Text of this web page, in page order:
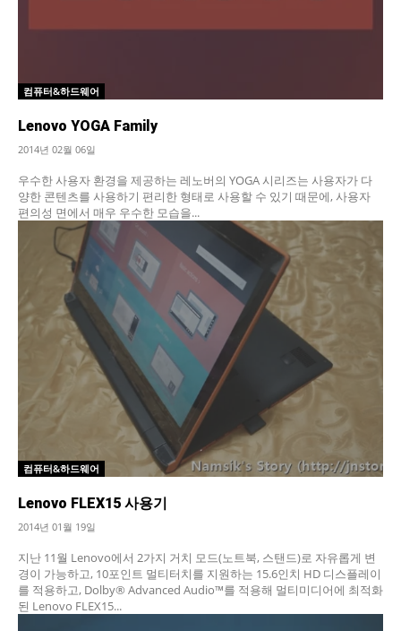
컴퓨터&하드웨어
Lenovo YOGA Family
2014년 02월 06일
우수한 사용자 환경을 제공하는 레노버의 YOGA 시리즈는 사용자가 다
양한 콘텐츠를 사용하기 편리한 형태로 사용할 수 있기 때문에, 사용자
편의성 면에서 매우 우수한 모습을...
컴퓨터&하드웨어
Lenovo FLEX15 사용기
2014년 01월 19일
지난 11월 Lenovo에서 2가지 거치 모드(노트북, 스탠드)로 자유롭게 변
경이 가능하고, 10포인트 멀티터치를 지원하는 15.6인치 HD 디스플레이
를 적용하고, Dolby® Advanced Audio™를 적용해 멀티미디어에 최적화
된 Lenovo FLEX15...